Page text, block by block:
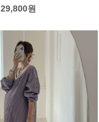
29,800원